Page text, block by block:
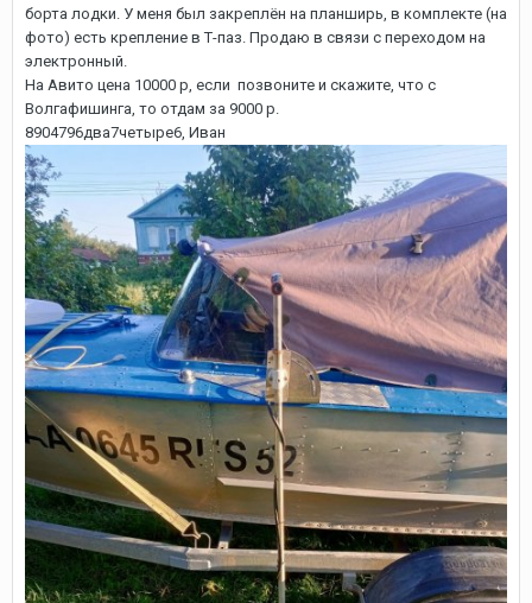
борта лодки. У меня был закреплён на планширь, в комплекте (на
фото) есть крепление в Т-паз. Продаю в связи с переходом на
электронный.
На Авито цена 10000 р, если позвоните и скажите, что с
Волгафишинга, то отдам за 9000 р.
8904796два7четыре6, Иван